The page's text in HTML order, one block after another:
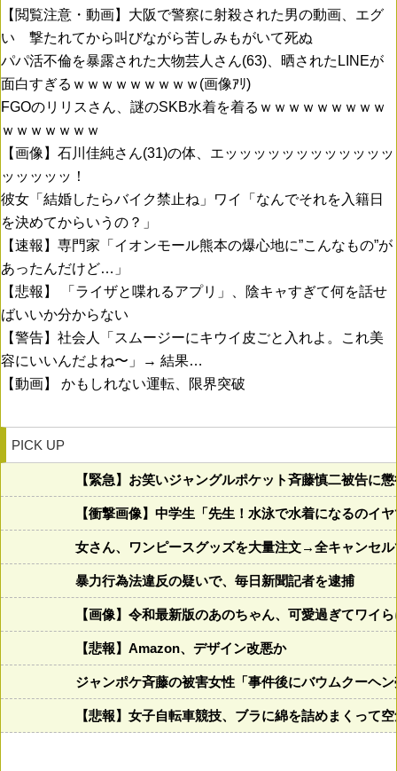
【閲覧注意・動画】大阪で警察に射殺された男の動画、エグ
い 撃たれてから叫びながら苦しみもがいて死ぬ
パパ活不倫を暴露された大物芸人さん(63)、晒されたLINEが
面白すぎるｗｗｗｗｗｗｗｗｗ(画像ｱﾘ)
FGOのリリスさん、謎のSKB水着を着るｗｗｗｗｗｗｗｗｗ
ｗｗｗｗｗｗｗ
【画像】石川佳純さん(31)の体、エッッッッッッッッッッッッ
ッッッッッ！
彼女「結婚したらバイク禁止ね」ワイ「なんでそれを入籍日
を決めてからいうの？」
【速報】専門家「イオンモール熊本の爆心地に”こんなもの”が
あったんだけど…」
【悲報】 「ライザと喋れるアプリ」、陰キャすぎて何を話せ
ばいいか分からない
【警告】社会人「スムージーにキウイ皮ごと入れよ。これ美
容にいいんだよね〜」→ 結果…
【動画】 かもしれない運転、限界突破
PICK UP
【緊急】お笑いジャングルポケット斉藤慎二被告に
【衝撃画像】中学生「先生！水泳で水着になるの
女さん、ワンピースグッズを大量注文→全キャンセ
暴力行為法違反の疑いで、毎日新聞記者を逮捕
【画像】令和最新版のあのちゃん、可愛過ぎてワイ
【悲報】Amazon、デザイン改悪か
ジャンポケ斉藤の被害女性「事件後にバウムクーヘ
【悲報】女子自転車競技、ブラに綿を詰めまくって